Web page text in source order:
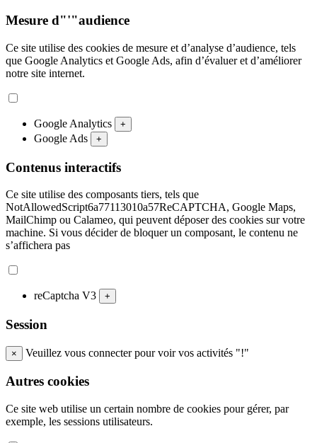
Mesure d"'"audience
Ce site utilise des cookies de mesure et d’analyse d’audience, tels
que Google Analytics et Google Ads, afin d’évaluer et d’améliorer
notre site internet.
Google Analytics +
Google Ads +
Contenus interactifs
Ce site utilise des composants tiers, tels que
NotAllowedScript6a77113010a57ReCAPTCHA, Google Maps,
MailChimp ou Calameo, qui peuvent déposer des cookies sur votre
machine. Si vous décider de bloquer un composant, le contenu ne
s’affichera pas
reCaptcha V3 +
Session
× Veuillez vous connecter pour voir vos activités "!"
Autres cookies
Ce site web utilise un certain nombre de cookies pour gérer, par
exemple, les sessions utilisateurs.